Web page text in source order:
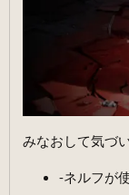
みなおして気づ
-ネルフが